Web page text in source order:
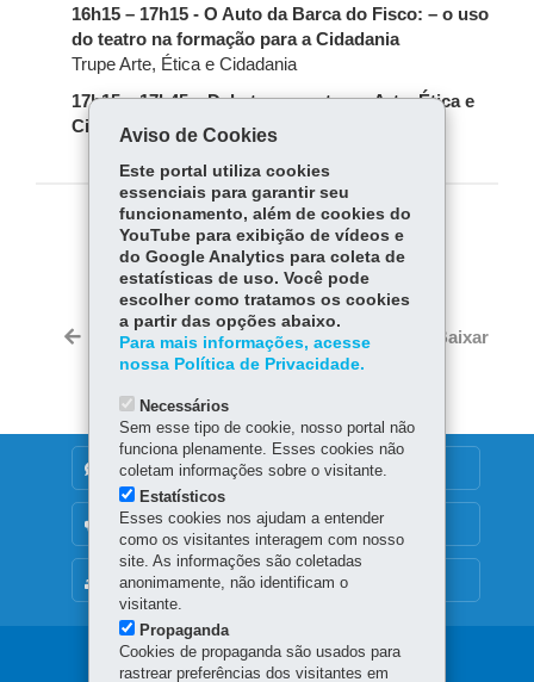
16h15 – 17h15 - O Auto da Barca do Fisco: – o uso
do teatro na formação para a Cidadania
Trupe Arte, Ética e Cidadania
17h15 – 17h45 – Debate com a trupe Arte, Ética e
Cidadania
COMPARTILHE:
Fa
ce
bo
ok
Tw
itt
er
W
ha
Ap
Voltar Início Imprimir Baixar
MAPA DO SITE
DENUNCIE CORRUPÇÃO
OUVIDORIA
Navegação
Aviso de Cookies
Este portal utiliza cookies
essenciais para garantir seu
funcionamento, além de cookies do
YouTube para exibição de vídeos e
do Google Analytics para coleta de
estatísticas de uso. Você pode
escolher como tratamos os cookies
a partir das opções abaixo.
Para mais informações, acesse
nossa Política de Privacidade.
Necessários
Sem esse tipo de cookie, nosso portal não
funciona plenamente. Esses cookies não
coletam informações sobre o visitante.
Estatísticos
Esses cookies nos ajudam a entender
como os visitantes interagem com nosso
site. As informações são coletadas
anonimamente, não identificam o
visitante.
Propaganda
Cookies de propaganda são usados para
rastrear preferências dos visitantes em